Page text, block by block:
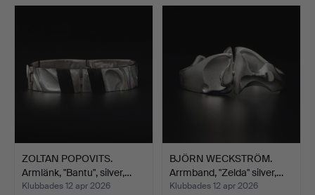
ZOLTAN POPOVITS.
Armlänk, "Bantu", silver,…
Klubbades 12 apr 2026
BJÖRN WECKSTRÖM.
Arrmband, "Zelda" silver,…
Klubbades 12 apr 2026